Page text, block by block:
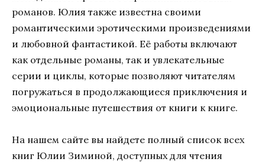
романов. Юлия также известна своими
романтическими эротическими произведениями
и любовной фантастикой. Её работы включают
как отдельные романы, так и увлекательные
серии и циклы, которые позволяют читателям
погружаться в продолжающиеся приключения и
эмоциональные путешествия от книги к книге.
На нашем сайте вы найдете полный список всех
книг Юлии Зиминой, доступных для чтения